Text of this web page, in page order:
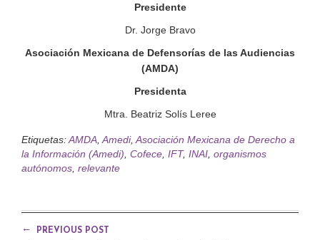
Presidente
Dr. Jorge Bravo
Asociación Mexicana de Defensorías de las Audiencias
(AMDA)
Presidenta
Mtra. Beatriz Solís Leree
Etiquetas:AMDA Amedi, Asociación Mexicana de Derecho a
la Información (Amedi) Cofece IFT, INAI organismos
autónomos relevante
← PREVIOUS POST